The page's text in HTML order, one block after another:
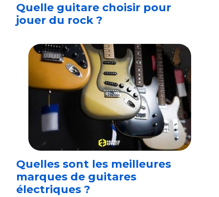
Quelle guitare choisir pour
jouer du rock ?
Quelles sont les meilleures
marques de guitares
électriques ?